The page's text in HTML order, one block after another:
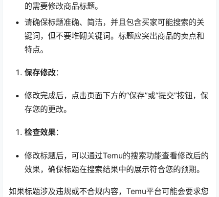
的需要修改商品标题。
请确保标题准确、简洁，并且包含买家可能搜索的关
键词，但不要堆砌关键词。标题应突出商品的卖点和
特点。
保存修改：
修改完成后，点击页面下方的“保存”或“提交”按钮，保
存您的更改。
检查效果：
修改标题后，可以通过Temu的搜索功能查看修改后的
效果，确保标题在搜索结果中的展示符合您的预期。
如果标题涉及违规或不合规内容，Temu平台可能会要求您